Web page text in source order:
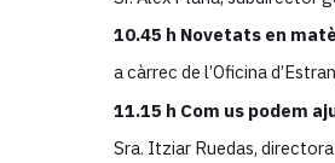
10.45 h Novetats en
a càrrec de l’Oficina
11.15 h Com us podem
Sra. Itziar Ruedas,